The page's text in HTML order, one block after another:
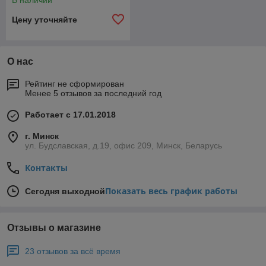
Цену уточняйте
О нас
Рейтинг не сформирован
Менее 5 отзывов за последний год
Работает с 17.01.2018
г. Минск
ул. Будславская, д.19, офис 209, Минск, Беларусь
Контакты
Сегодня выходнойПоказать весь график работы
Отзывы о магазине
23 отзывов за всё время